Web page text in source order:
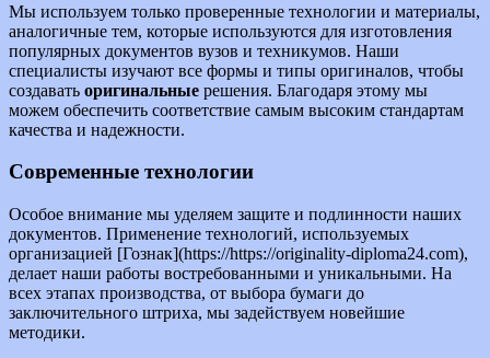
Мы используем только проверенные технологии и материалы,
аналогичные тем, которые используются для изготовления
популярных документов вузов и техникумов. Наши
специалисты изучают все формы и типы оригиналов, чтобы
создавать оригинальные решения. Благодаря этому мы
можем обеспечить соответствие самым высоким стандартам
качества и надежности.
Современные технологии
Особое внимание мы уделяем защите и подлинности наших
документов. Применение технологий, используемых
организацией [Гознак](https://https://originality-diploma24.com),
делает наши работы востребованными и уникальными. На
всех этапах производства, от выбора бумаги до
заключительного штриха, мы задействуем новейшие
методики.